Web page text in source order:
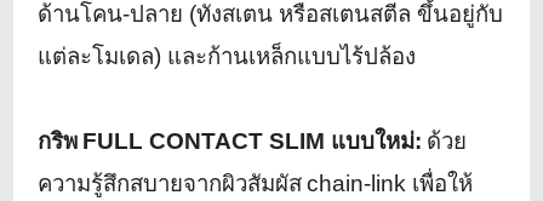
ด้านโคน-ปลาย (ทังสเตน หรือสเตนสตีล ขึ้นอยู่กับ
แต่ละโมเดล) และก้านเหล็กแบบไร้ปล้อง
กริพ FULL CONTACT SLIM แบบใหม่: ด้วย
ความรู้สึกสบายจากผิวสัมผัส chain-link เพื่อให้